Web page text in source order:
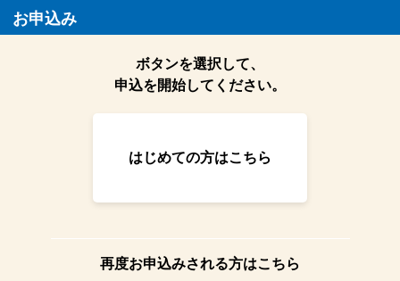
お申込み
ボタンを選択して、
申込を開始してください。
はじめての方はこちら
再度お申込みされる方はこちら